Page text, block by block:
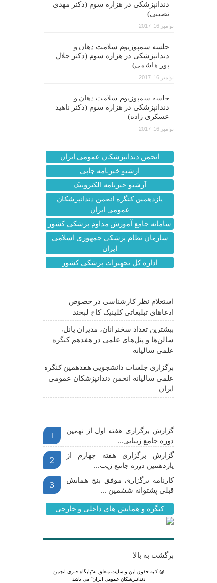
دندانپزشکی در هزاره سوم (دکتر مهدی
نصیبی)
نوامبر 16, 2017
جلسه سمپوزیوم سلامت دهان و
دندانپزشکی در هزاره سوم (دکتر جلال
پور هاشمی)
نوامبر 16, 2017
جلسه سمپوزیوم سلامت دهان و
دندانپزشکی در هزاره سوم (دکتر ناهید
عسکری زاده)
نوامبر 16, 2017
انجمن دندانپزشکان عمومی ایران
آرشیو خبرنامه چاپی
آرشیو خبرنامه الکترونیک
یازدهمین کنگره انجمن دندانپزشکان
عمومی ایران
سامانه جامع آموزش مداوم پزشکی کشور
سازمان نظام پزشکی جمهوری اسلامی
ایران
اداره کل تجهیزات پزشکی کشور
استعلام نظر کارشناسی در خصوص
ادعاهای تبلیغاتی کلینیک کاخ لبخند
بیشترین تعداد سخنرانان، مدیران پانل،
سالن‌ها و پنل‌های علمی در هفدهم کنگره
علمی سالیانه
برگزاری جلسات دانشجویی هفدهمین کنگره
علمی سالیانه انجمن دندانپزشکان عمومی
ایران
1
گزارش برگزاری هفته اول از نهمین
دوره جامع زیبایی...
2
گزارش برگزاری هفته چهارم از
یازدهمین دوره جامع زیب...
3
کارنامه برگزاری موفق پنج همایش
قبلی پشتوانه ششمین ...
کنگره و همایش های داخلی و خارجی
برگشت به بالا
@ کلیه حقوق این وبسایت متعلق به"پایگاه خبری انجمن
دندانپزشکان عمومی ایران" می باشد